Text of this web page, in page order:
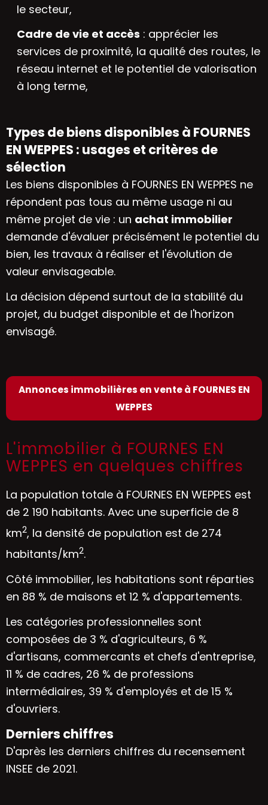
le secteur,
Cadre de vie et accès : apprécier les
services de proximité, la qualité des routes, le
réseau internet et le potentiel de valorisation
à long terme,
Types de biens disponibles à FOURNES
EN WEPPES : usages et critères de
sélection
Les biens disponibles à FOURNES EN WEPPES ne
répondent pas tous au même usage ni au
même projet de vie : un achat immobilier
demande d'évaluer précisément le potentiel du
bien, les travaux à réaliser et l'évolution de
valeur envisageable.
La décision dépend surtout de la stabilité du
projet, du budget disponible et de l'horizon
envisagé.
Annonces immobilières en vente à FOURNES EN
WEPPES
L'immobilier à FOURNES EN
WEPPES en quelques chiffres
La population totale à FOURNES EN WEPPES est
de 2 190 habitants. Avec une superficie de 8
km2, la densité de population est de 274
habitants/km2.
Côté immobilier, les habitations sont réparties
en 88 % de maisons et 12 % d'appartements.
Les catégories professionnelles sont
composées de 3 % d'agriculteurs, 6 %
d'artisans, commercants et chefs d'entreprise,
11 % de cadres, 26 % de professions
intermédiaires, 39 % d'employés et de 15 %
d'ouvriers.
Derniers chiffres
D'après les derniers chiffres du recensement
INSEE de 2021.